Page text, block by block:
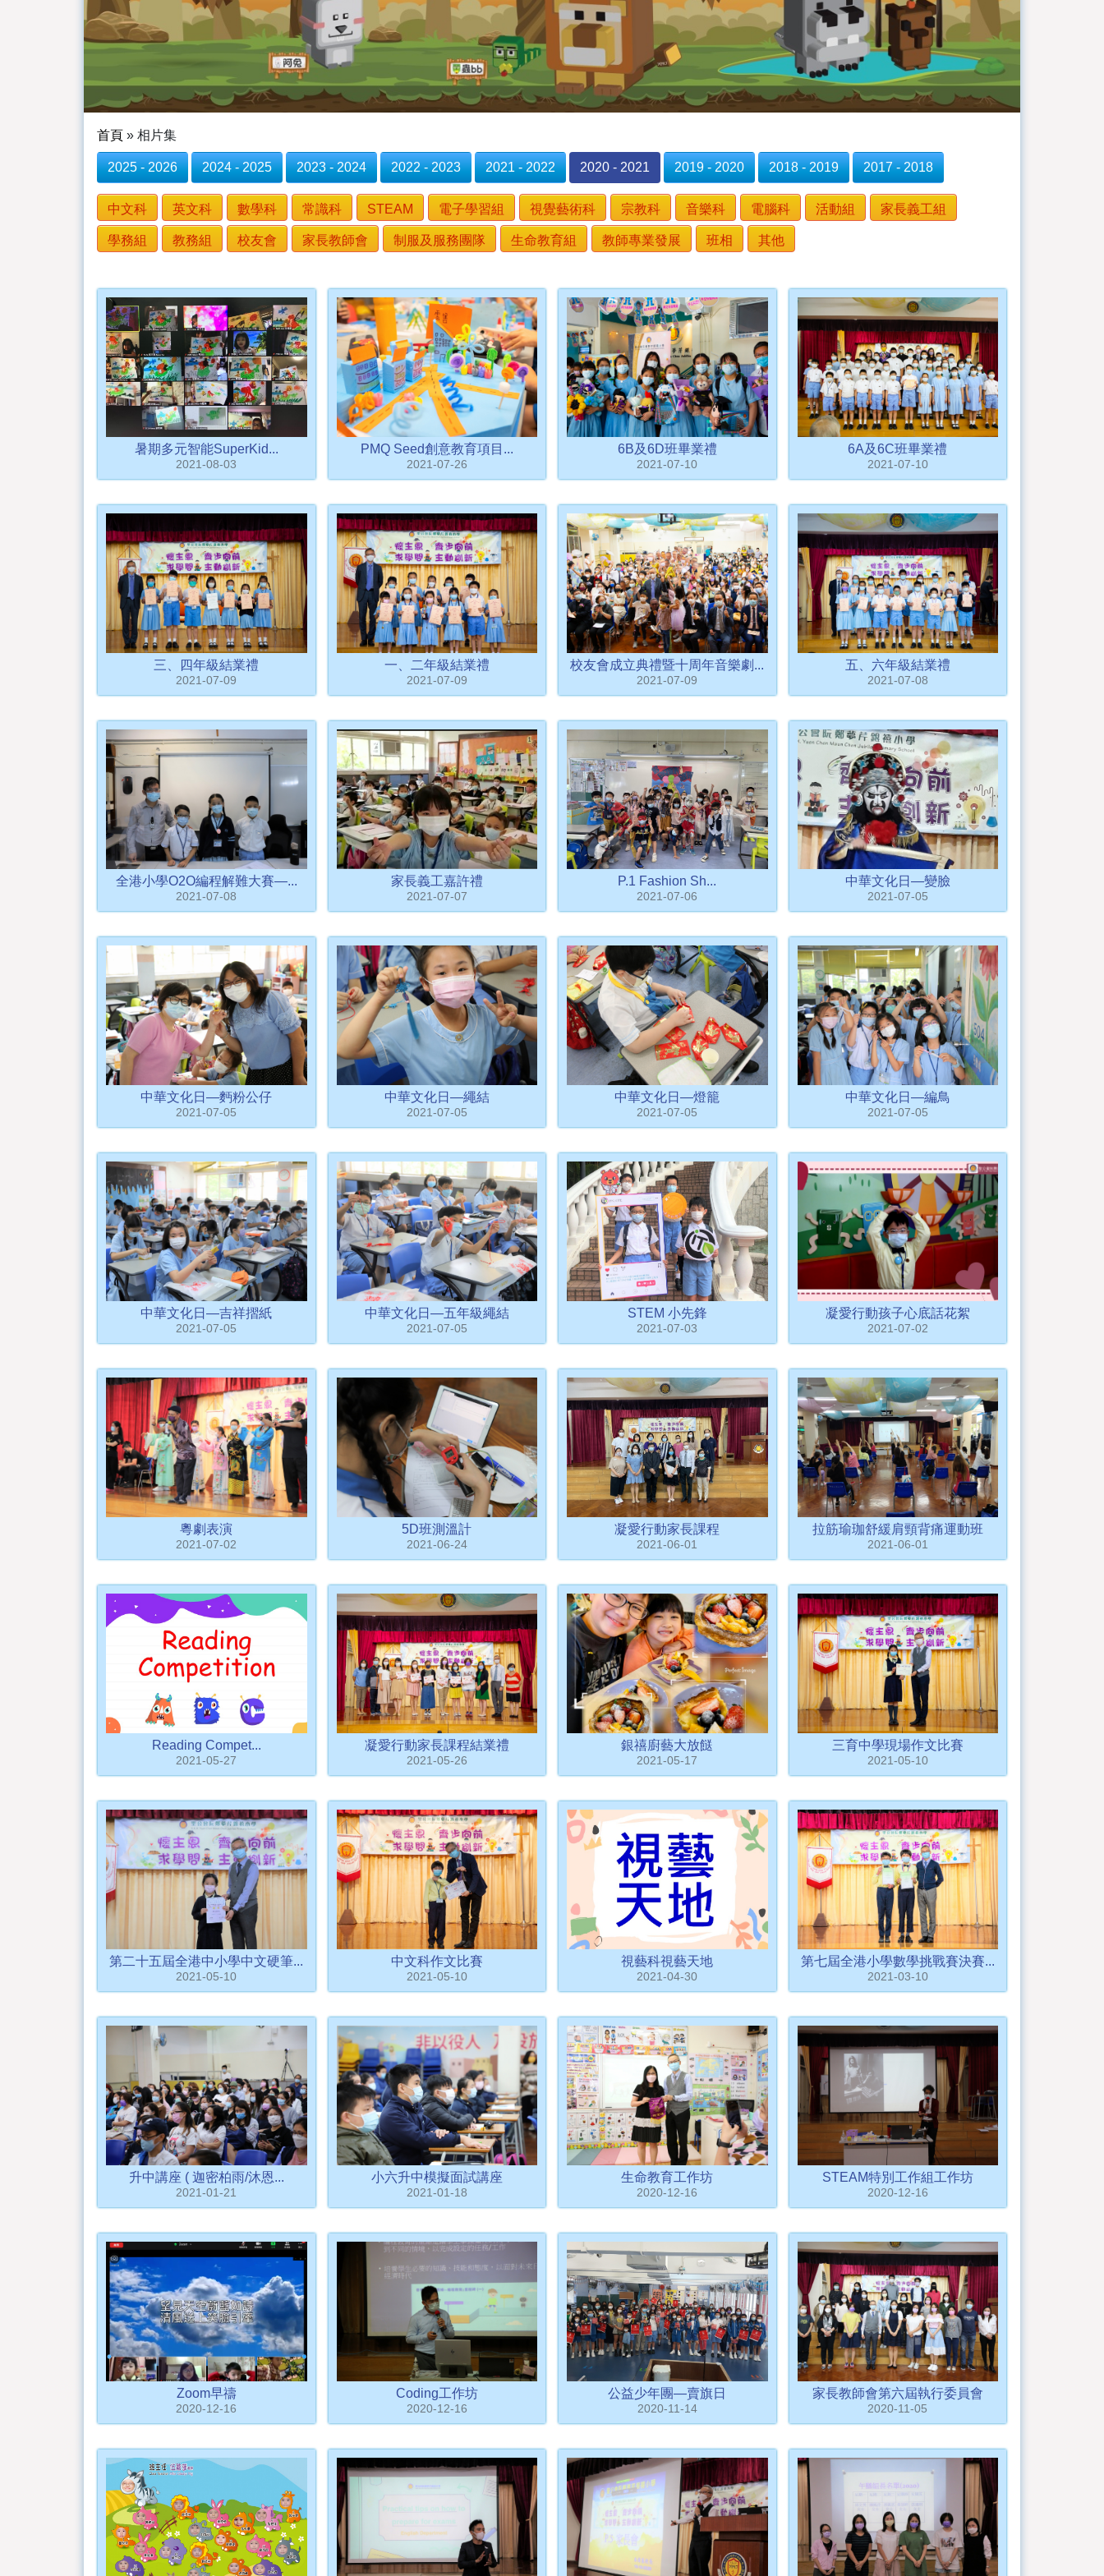
首頁 » 相片集
2025 - 2026 2024 - 2025 2023 - 2024 2022 - 2023 2021 - 2022 2020 - 2021 2019 - 2020 2018 - 2019 2017 - 2018
中文科 英文科 數學科 常識科 STEAM 電子學習組 視覺藝術科 宗教科 音樂科 電腦科 活動組 家長義工組
學務組 教務組 校友會 家長教師會 制服及服務團隊 生命教育組 教師專業發展 班相 其他
暑期多元智能SuperKid...
2021-08-03
PMQ Seed創意教育項目...
2021-07-26
6B及6D班畢業禮
2021-07-10
6A及6C班畢業禮
2021-07-10
三、四年級結業禮
2021-07-09
一、二年級結業禮
2021-07-09
校友會成立典禮暨十周年音樂劇...
2021-07-09
五、六年級結業禮
2021-07-08
全港小學O2O編程解難大賽—...
2021-07-08
家長義工嘉許禮
2021-07-07
P.1 Fashion Sh...
2021-07-06
中華文化日—變臉
2021-07-05
中華文化日—麪粉公仔
2021-07-05
中華文化日—繩結
2021-07-05
中華文化日—燈籠
2021-07-05
中華文化日—編鳥
2021-07-05
中華文化日—吉祥摺紙
2021-07-05
中華文化日—五年級繩結
2021-07-05
STEM 小先鋒
2021-07-03
凝愛行動孩子心底話花絮
2021-07-02
粵劇表演
2021-07-02
5D班測溫計
2021-06-24
凝愛行動家長課程
2021-06-01
拉筋瑜珈舒緩肩頸背痛運動班
2021-06-01
Reading Compet...
2021-05-27
凝愛行動家長課程結業禮
2021-05-26
銀禧廚藝大放餸
2021-05-17
三育中學現場作文比賽
2021-05-10
第二十五屆全港中小學中文硬筆...
2021-05-10
中文科作文比賽
2021-05-10
視藝科視藝天地
2021-04-30
第七屆全港小學數學挑戰賽決賽...
2021-03-10
升中講座 ( 迦密柏雨/沐恩...
2021-01-21
小六升中模擬面試講座
2021-01-18
生命教育工作坊
2020-12-16
STEAM特別工作組工作坊
2020-12-16
Zoom早禱
2020-12-16
Coding工作坊
2020-12-16
公益少年團—賣旗日
2020-11-14
家長教師會第六屆執行委員會
2020-11-05